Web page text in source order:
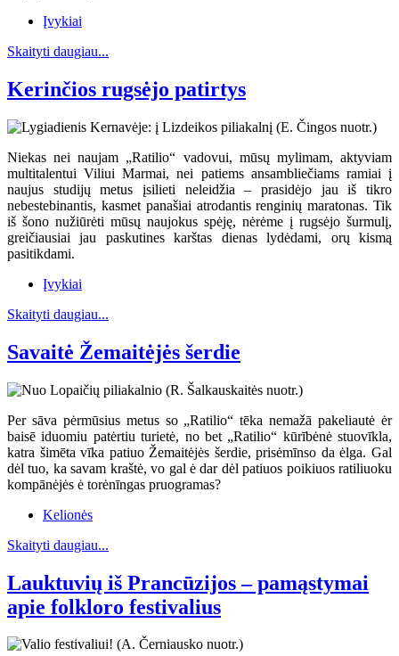
Įvykiai
Skaityti daugiau...
Kerinčios rugsėjo patirtys
Niekas nei naujam „Ratilio“ vadovui, mūsų mylimam, aktyviam
multitalentui Viliui Marmai, nei patiems ansambliečiams ramiai į
naujus studijų metus įsilieti neleidžia – prasidėjo jau iš tikro
nebestebinantis, kasmet panašiai atrodantis renginių maratonas. Tik
iš šono nužiūrėti mūsų naujokus spėję, nėrėme į rugsėjo šurmulį,
greičiausiai jau paskutines karštas dienas lydėdami, orų kismą
pasitikdami.
Įvykiai
Skaityti daugiau...
Savaitė Žemaitėjės šerdie
Per sāva pėrmūsius metus so „Ratilio“ tēka nemažā pakeliautė ėr
baisē iduomiu patėrtiu turietė, no bet „Ratilio“ kūrībėnė stuovīkla,
katra šimēta vīka patiuo Žemaitėjės šerdie, prisėmīnso da ėlga. Gal
dėl tuo, ka savam kraštė, vo gal ė dar dėl patiuos poikiuos ratiliuoku
kompānėjės ė torėnīngas pruogramas?
Kelionės
Skaityti daugiau...
Lauktuvių iš Prancūzijos – pamąstymai
apie folkloro festivalius